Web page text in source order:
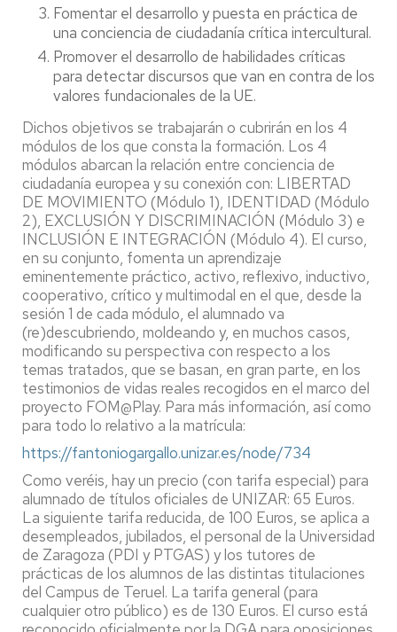
Fomentar el desarrollo y puesta en práctica de
una conciencia de ciudadanía crítica intercultural.
Promover el desarrollo de habilidades críticas
para detectar discursos que van en contra de los
valores fundacionales de la UE.
Dichos objetivos se trabajarán o cubrirán en los 4
módulos de los que consta la formación. Los 4
módulos abarcan la relación entre conciencia de
ciudadanía europea y su conexión con: LIBERTAD
DE MOVIMIENTO (Módulo 1), IDENTIDAD (Módulo
2), EXCLUSIÓN Y DISCRIMINACIÓN (Módulo 3) e
INCLUSIÓN E INTEGRACIÓN (Módulo 4). El curso,
en su conjunto, fomenta un aprendizaje
eminentemente práctico, activo, reflexivo, inductivo,
cooperativo, crítico y multimodal en el que, desde la
sesión 1 de cada módulo, el alumnado va
(re)descubriendo, moldeando y, en muchos casos,
modificando su perspectiva con respecto a los
temas tratados, que se basan, en gran parte, en los
testimonios de vidas reales recogidos en el marco del
proyecto FOM@Play. Para más información, así como
para todo lo relativo a la matrícula:
https://fantoniogargallo.unizar.es/node/734
Como veréis, hay un precio (con tarifa especial) para
alumnado de títulos oficiales de UNIZAR: 65 Euros.
La siguiente tarifa reducida, de 100 Euros, se aplica a
desempleados, jubilados, el personal de la Universidad
de Zaragoza (PDI y PTGAS) y los tutores de
prácticas de los alumnos de las distintas titulaciones
del Campus de Teruel. La tarifa general (para
cualquier otro público) es de 130 Euros. El curso está